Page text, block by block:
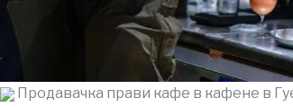
Продавачка прави кафе в кафене в